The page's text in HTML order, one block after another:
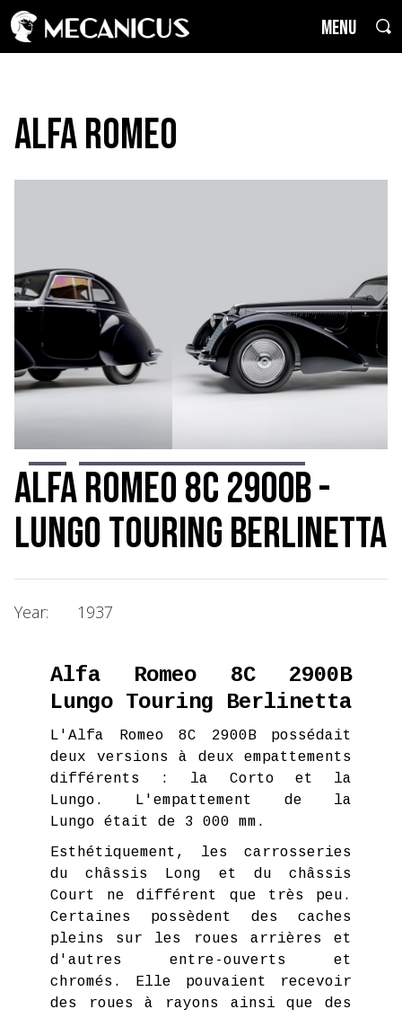
MENU
Alfa Romeo
Alfa Romeo 8C 2900B -
Lungo Touring Berlinetta
Year: 1937
Alfa Romeo 8C 2900B
Lungo Touring Berlinetta
L'Alfa Romeo 8C 2900B possédait
deux versions à deux empattements
différents : la Corto et la
Lungo. L'empattement de la
Lungo était de 3 000 mm.
Esthétiquement, les carrosseries
du châssis Long et du châssis
Court ne différent que très peu.
Certaines possèdent des caches
pleins sur les roues arrières et
d'autres entre-ouverts et
chromés. Elle pouvaient recevoir
des roues à rayons ainsi que des